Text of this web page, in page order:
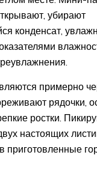
убирают
конденсат,
примерно
рядочки,
ростки.
настоящих
приготовленные